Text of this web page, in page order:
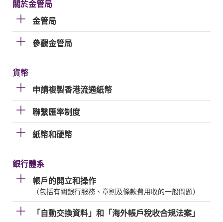
關於金管局
金管局
參觀金管局
貨幣
申請複製香港流通紙幣
聯繫匯率制度
紙幣和硬幣
銀行體系
帳戶的開立和操作
（包括有關銀行服務、章則及條款費用收的一般問題）
「自動交換資料」和「海外帳戶稅收合規法案」